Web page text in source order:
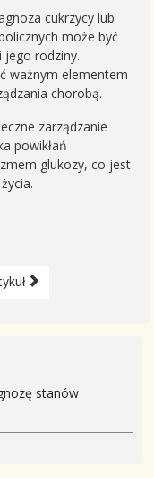
cukrzycy lub
może być
rodziny.
ważnym elementem
chorobą.
zarządzanie
powikłań
glukozy, co jest
stanów